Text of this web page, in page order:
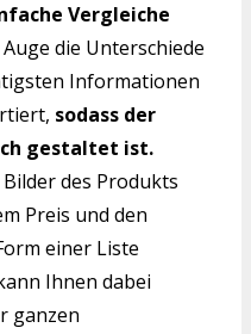
Vergleiche
die Unterschiede
Informationen
sodass der
gestaltet ist.
des Produkts
Preis und den
einer Liste
Ihnen dabei
ganzen